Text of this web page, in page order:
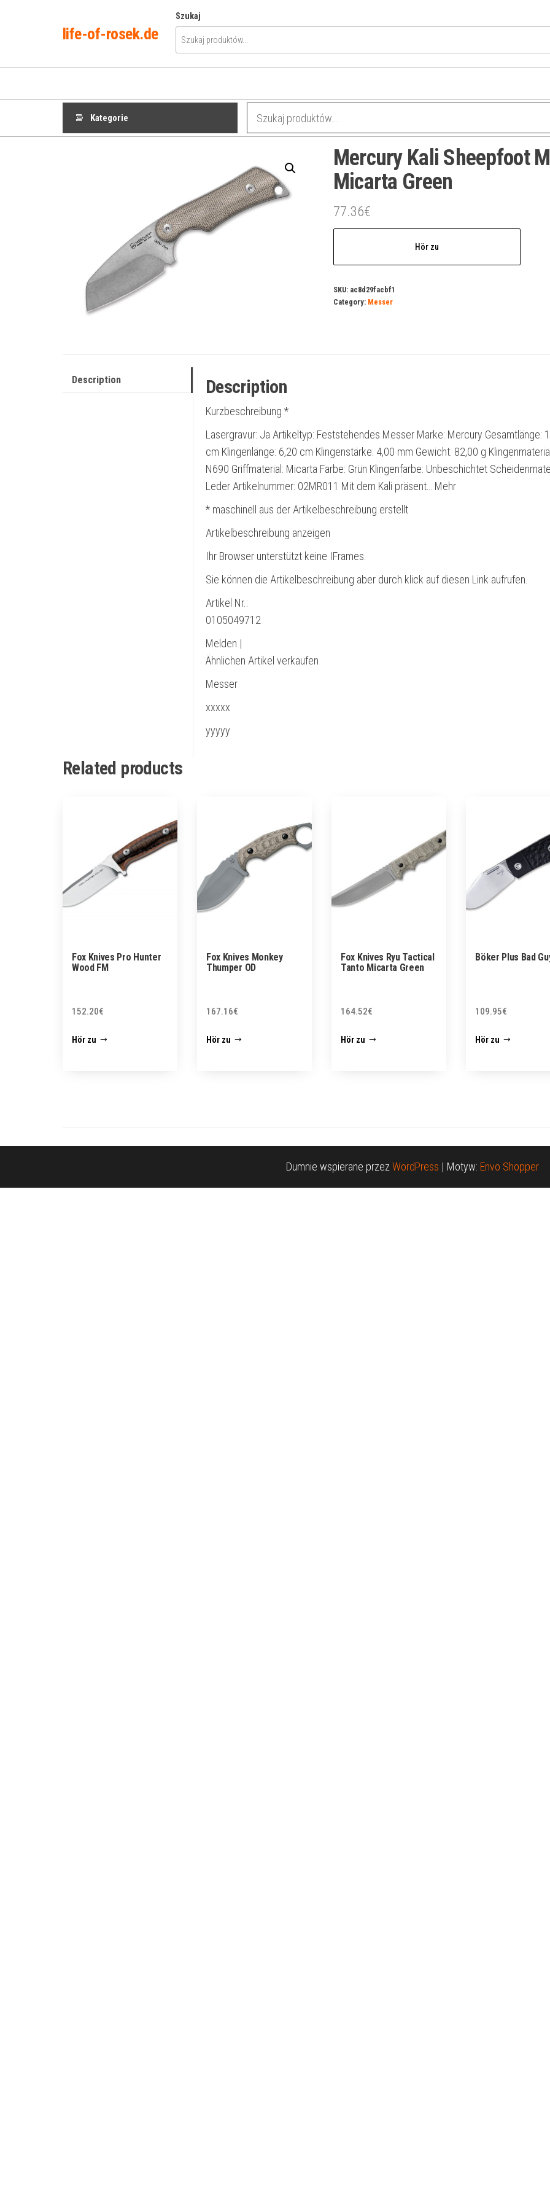
life-of-rosek.de
Szukaj
Kategorie
Mercury Kali Sheepfoot
Micarta Green
77.36€
Hör zu
SKU: ac8d29facbf1
Category: Messer
Description Description
Kurzbeschreibung *
Lasergravur: Ja Artikeltyp: Feststehendes Messer Marke: Mercury Gesamtlänge:
cm Klingenlänge: 6,20 cm Klingenstärke: 4,00 mm Gewicht: 82,00 g
N690 Griffmaterial: Micarta Farbe: Grün Klingenfarbe: Unbeschichtet
Leder Artikelnummer: 02MR011 Mit dem Kali präsent… Mehr
* maschinell aus der Artikelbeschreibung erstellt
Artikelbeschreibung anzeigen
Ihr Browser unterstützt keine IFrames.
Sie können die Artikelbeschreibung aber durch klick auf diesen Link aufrufen.
Artikel Nr.:
0105049712
Melden |
Ähnlichen Artikel verkaufen
Messer
xxxxx
yyyyy
Related products
Fox Knives Pro Hunter
Wood FM
152.20€
Hör zu
Fox Knives Monkey
Thumper OD
167.16€
Hör zu
Fox Knives Ryu Tactical
Tanto Micarta Green
164.52€
Hör zu
Böker Plus Bad
109.95€
Hör zu
Dumnie wspierane przezWordPress | Motyw: Envo Shopper